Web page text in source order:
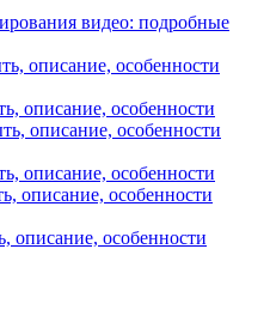
видео: подробные
описание, особенности
описание, особенности
описание, особенности